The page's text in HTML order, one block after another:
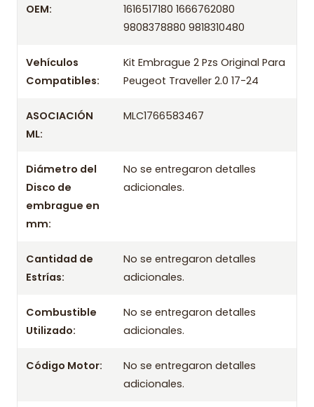
Peugeot Traveller 2.0 17-24
Mopar
OEM / Códigos equivalentes
Información técnica
Producto
Información de compra
Entrega el mismo día en comunas aplicables de Santiago si
compras antes de las 10:30 de lunes a viernes. Realizamos
despachos a todo Chile.
- Prensa
Aplicación por años
1616517180 1666762080 9808378880 9818310480
OEM:
1616517180 1666762080
9808378880 9818310480
Vehículos
Compatibles:
Kit Embrague 2 Pzs Original Para
Peugeot Traveller 2.0 17-24
ASOCIACIÓN
ML:
MLC1766583467
Diámetro del
Disco de
embrague en
mm:
No se entregaron detalles
adicionales.
Cantidad de
Estrías:
No se entregaron detalles
adicionales.
Combustible
Utilizado:
No se entregaron detalles
adicionales.
Código Motor:
No se entregaron detalles
adicionales.